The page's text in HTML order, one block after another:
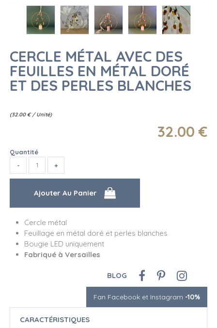
CERCLE MÉTAL AVEC DES
FEUILLES EN MÉTAL DORÉ
ET DES PERLES BLANCHES
(32.00 € / Unité)
32.00 €
Quantité
Cercle métal
Feuillage en métal doré et perles blanches
Bougie LED uniquement
Fabriqué à Versailles
BLOG
Fan Facebook et Instagram -10%
CARACTÉRISTIQUES